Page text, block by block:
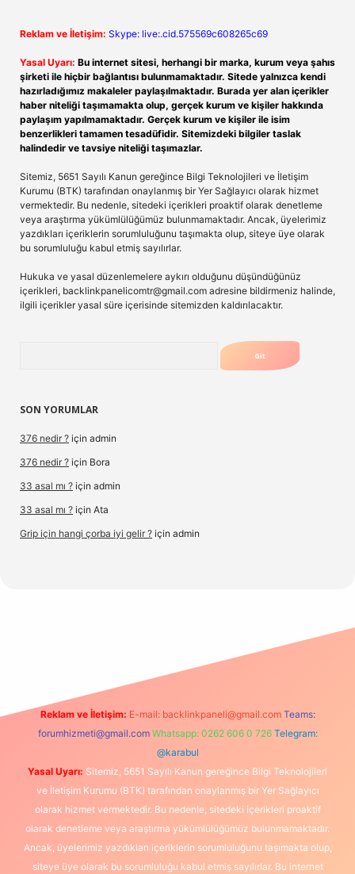
Reklam ve İletişim: Skype: live:.cid.575569c608265c69
Yasal Uyarı: Bu internet sitesi, herhangi bir marka, kurum veya şahıs
şirketi ile hiçbir bağlantısı bulunmamaktadır. Sitede yalnızca kendi
hazırladığımız makaleler paylaşılmaktadır. Burada yer alan içerikler
haber niteliği taşımamakta olup, gerçek kurum ve kişiler hakkında
paylaşım yapılmamaktadır. Gerçek kurum ve kişiler ile isim
benzerlikleri tamamen tesadüfidir. Sitemizdeki bilgiler taslak
halindedir ve tavsiye niteliği taşımazlar.
Sitemiz, 5651 Sayılı Kanun gereğince Bilgi Teknolojileri ve İletişim
Kurumu (BTK) tarafından onaylanmış bir Yer Sağlayıcı olarak hizmet
vermektedir. Bu nedenle, sitedeki içerikleri proaktif olarak denetleme
veya araştırma yükümlülüğümüz bulunmamaktadır. Ancak, üyelerimiz
yazdıkları içeriklerin sorumluluğunu taşımakta olup, siteye üye olarak
bu sorumluluğu kabul etmiş sayılırlar.
Hukuka ve yasal düzenlemelere aykırı olduğunu düşündüğünüz
içerikleri, backlinkpanelicomtr@gmail.com adresine bildirmeniz halinde,
ilgili içerikler yasal süre içerisinde sitemizden kaldırılacaktır.
SON YORUMLAR
376 nedir ? için admin
376 nedir ? için Bora
33 asal mı ? için admin
33 asal mı ? için Ata
Grip için hangi çorba iyi gelir ? için admin
Reklam ve İletişim: E-mail: backlinkpaneli@gmail.com Teams:
forumhizmeti@gmail.com Whatsapp: 0262 606 0 726 Telegram:
@karabul
Yasal Uyarı: Sitemiz, 5651 Sayılı Kanun gereğince Bilgi Teknolojileri
ve İletişim Kurumu (BTK) tarafından onaylanmış bir Yer Sağlayıcı
olarak hizmet vermektedir. Bu nedenle, sitedeki içerikleri proaktif
olarak denetleme veya araştırma yükümlülüğümüz bulunmamaktadır.
Ancak, üyelerimiz yazdıkları içeriklerin sorumluluğunu taşımakta olup,
siteye üye olarak bu sorumluluğu kabul etmiş sayılırlar. Bu internet